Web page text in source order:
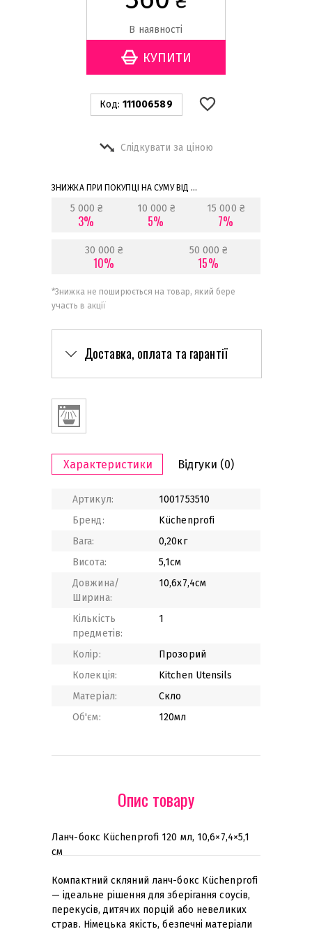
В наявності
Код: 111006589
Слідкувати за ціною
ЗНИЖКА ПРИ ПОКУПЦІ НА СУМУ ВІД ...
5 000 ₴
3%
10 000 ₴
5%
15 000 ₴
7%
30 000 ₴
10%
50 000 ₴
15%
*Знижка не поширюється на товар, який бере
участь в акції
Доставка, оплата та гарантії
Характеристики Відгуки (0)
Артикул:
1001753510
Бренд:
Küchenprofi
Вага:
0,20кг
Висота:
5,1см
Довжина/
Ширина:
10,6х7,4см
Кількість
предметів:
1
Колір:
Прозорий
Колекція:
Kitchen Utensils
Матеріал:
Скло
Об'єм:
120мл
Опис товару
Ланч-бокс Küchenprofi 120 мл, 10,6×7,4×5,1
см
Компактний скляний ланч-бокс Küchenprofi
— ідеальне рішення для зберігання соусів,
перекусів, дитячих порцій або невеликих
страв. Німецька якість, безпечні матеріали